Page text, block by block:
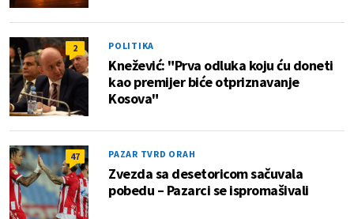
2 POLITIKA
Knežević: "Prva odluka koju ću doneti
kao premijer biće otpriznavanje
Kosova"
47 PAZAR TVRD ORAH
Zvezda sa desetoricom sačuvala
pobedu – Pazarci se ispromašivali